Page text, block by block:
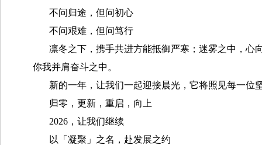
不问归途，但问初心
不问艰难，但问笃行
凛冬之下，携手共进方能抵御严寒；迷雾之中，心
你我并肩奋斗之中。
新的一年，让我们一起迎接晨光，它将照见每一位
归零，更新，重启，向上
2026，让我们继续
以「凝聚」之名，赴发展之约